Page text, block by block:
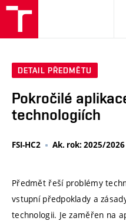
DETAIL PŘEDMĚTU
Pokročilé
technologiích
FSI-HC2 Ak. rok: 2025/2026
Předmět řeší problémy
vstupní předpoklady a
technologii. Je zaměřen na